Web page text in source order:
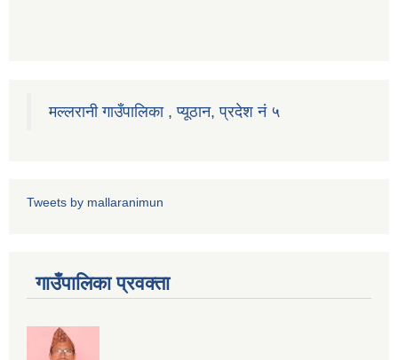
मल्लरानी गाउँपालिका , प्यूठान, प्रदेश नं ५
Tweets by mallaranimun
गाउँपालिका प्रवक्ता